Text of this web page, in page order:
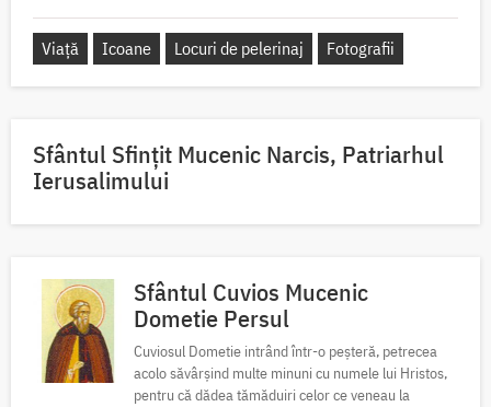
Viață Icoane Locuri de pelerinaj Fotografii
Sfântul Sfinţit Mucenic Narcis, Patriarhul
Ierusalimului
Sfântul Cuvios Mucenic
Dometie Persul
Cuviosul Dometie intrând într-o peșteră, petrecea
acolo săvârșind multe minuni cu numele lui Hristos,
pentru că dădea tămăduiri celor ce veneau la